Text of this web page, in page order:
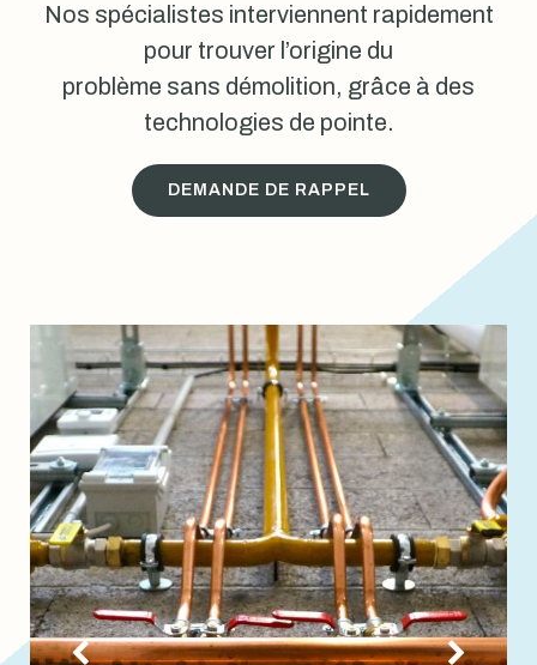
Nos spécialistes interviennent rapidement
pour trouver l’origine du
problème sans démolition, grâce à des
technologies de pointe.
DEMANDE DE RAPPEL